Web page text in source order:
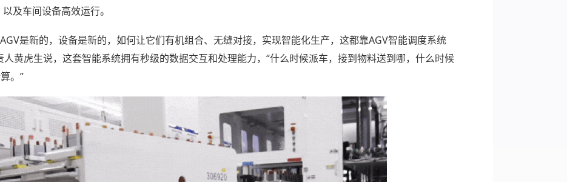
及车间设备高效运行。
是新的，设备是新的，如何让它们有机组合、无缝对接，实现智能化生产，这都靠AGV智能调度系统
人黄虎生说，这套智能系统拥有秒级的数据交互和处理能力，“什么时候派车，接到物料送到哪，什么时候
。”